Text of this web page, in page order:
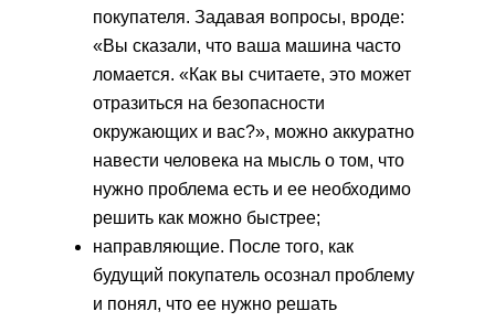
покупателя. Задавая вопросы, вроде:
«Вы сказали, что ваша машина часто
ломается. «Как вы считаете, это может
отразиться на безопасности
окружающих и вас?», можно аккуратно
навести человека на мысль о том, что
нужно проблема есть и ее необходимо
решить как можно быстрее;
направляющие. После того, как
будущий покупатель осознал проблему
и понял, что ее нужно решать